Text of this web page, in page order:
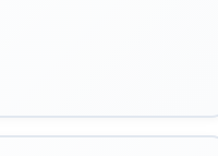
欢迎城声流行电台安排